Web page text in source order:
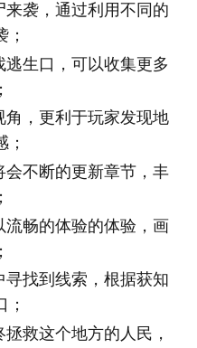
袭，通过利用不同的
生口，可以收集更多
，更利于玩家发现地
不断的更新章节，丰
畅的体验的体验，画
找到线索，根据获知
救这个地方的人民，